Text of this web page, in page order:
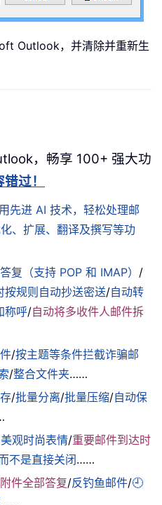
Outlook，并清除并重新生
，畅享 100+ 强大功
过！
先进 AI 技术，轻松处理邮
、扩展、翻译及撰写等功
复（支持 POP 和 IMAP） /
按规则自动抄送密送/自动转
称呼/自动将多收件人邮件拆
/按主题等条件拦截诈骗邮
/整合文件夹……
/批量分离/批量压缩/自动保
观时尚表情/重要邮件到达时
不是直接关闭……
件全部答复/反钓鱼邮件/🕘